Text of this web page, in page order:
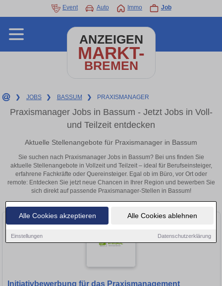
Alle Cookies akzeptieren Alle Cookies ablehnen
Einstellungen Datenschutzerklärung
Event Auto Immo Job
ANZEIGEN
MARKT-
BREMEN
❯ JOBS ❯ BASSUM ❯ PRAXISMANAGER
Praxismanager Jobs in Bassum - Jetzt Jobs in Voll-
und Teilzeit entdecken
Aktuelle Stellenangebote für Praxismanager in Bassum
Sie suchen nach Praxismanager Jobs in Bassum? Bei uns finden Sie
aktuelle Stellenangebote in Vollzeit und Teilzeit – ideal für Berufseinsteiger,
erfahrene Fachkräfte oder Quereinsteiger. Egal ob im Büro, vor Ort oder
remote: Entdecken Sie jetzt neue Chancen in Ihrer Region und bewerben Sie
sich direkt auf passende Praxismanager-Stellen in Bassum!
Initiativbewerbung für das Praxismanagement